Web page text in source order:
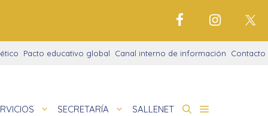
Pacto educativo global Canal interno de información Contacto
SECRETARÍA SALLENET